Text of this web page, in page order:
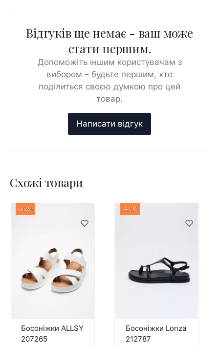
Відгуків ще немає - ваш може
стати першим.
Допоможіть іншим користувачам з
вибором – будьте першим, хто
поділиться своєю думкою про цей
товар.
Схожі товари
-32%
Босоніжки ALLSY
207265
-40%
Босоніжки Lonza
212787